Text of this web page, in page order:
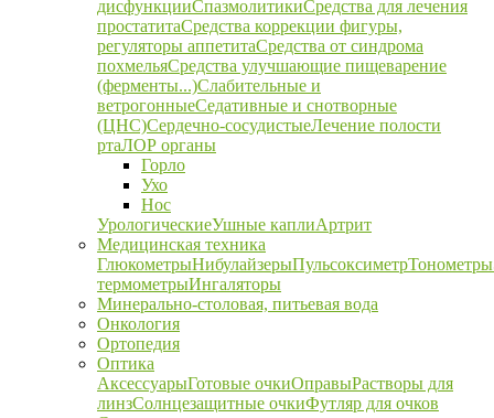
дисфункцииСпазмолитикиСредства для лечения
простатитаСредства коррекции фигуры,
регуляторы аппетитаСредства от синдрома
похмельяСредства улучшающие пищеварение
(ферменты...)Слабительные и
ветрогонныеСедативные и снотворные
(ЦНС)Сердечно-сосудистыеЛечение полости
ртаЛОР органы
Горло
Ухо
Нос
УрологическиеУшные каплиАртрит
Медицинская техника
ГлюкометрыНибулайзерыПульсоксиметрТонометры
термометрыИнгаляторы
Минерально-столовая, питьевая вода
Онкология
Ортопедия
Оптика
АксессуарыГотовые очкиОправыРастворы для
линзСолнцезащитные очкиФутляр для очков